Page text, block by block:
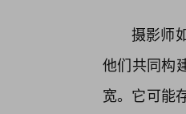
摄影师
他们共同构
宽。它可能